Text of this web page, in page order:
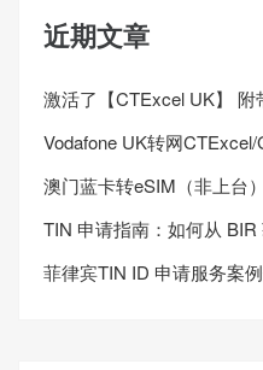
近期文章
激活了【CTExcel UK】 附
Vodafone UK转网
澳门蓝卡转eSIM（非上台
TIN 申请指南：如何从
菲律宾TIN ID 申请服务案